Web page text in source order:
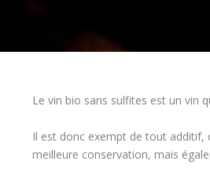
Le vin bio sans sulfites est un vin
Il est donc exempt de tout additif,
meilleure conservation, mais